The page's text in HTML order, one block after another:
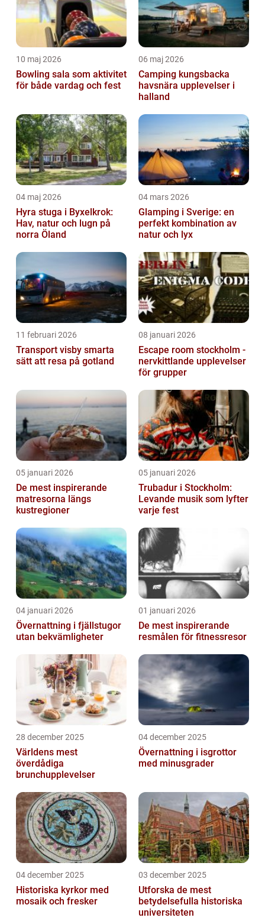
10 maj 2026
Bowling sala som aktivitet
för både vardag och fest
06 maj 2026
Camping kungsbacka
havsnära upplevelser i
halland
04 maj 2026
Hyra stuga i Byxelkrok:
Hav, natur och lugn på
norra Öland
04 mars 2026
Glamping i Sverige: en
perfekt kombination av
natur och lyx
11 februari 2026
Transport visby smarta
sätt att resa på gotland
08 januari 2026
Escape room stockholm -
nervkittlande upplevelser
för grupper
05 januari 2026
De mest inspirerande
matresorna längs
kustregioner
05 januari 2026
Trubadur i Stockholm:
Levande musik som lyfter
varje fest
04 januari 2026
Övernattning i fjällstugor
utan bekvämligheter
01 januari 2026
De mest inspirerande
resmålen för fitnessresor
28 december 2025
Världens mest
överdådiga
brunchupplevelser
04 december 2025
Övernattning i isgrottor
med minusgrader
04 december 2025
Historiska kyrkor med
mosaik och fresker
03 december 2025
Utforska de mest
betydelsefulla historiska
universiteten